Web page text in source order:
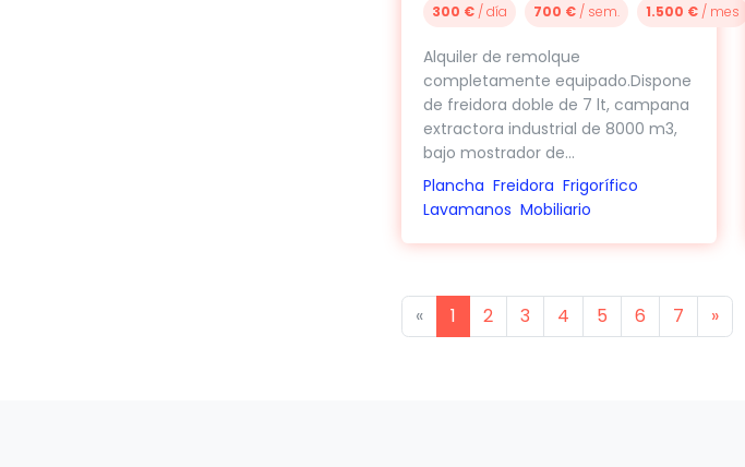
300 €/ día 700 €/ sem. 1.500 €/ mes
Alquiler de remolque
completamente equipado.Dispone
de freidora doble de 7 lt, campana
extractora industrial de 8000 m3,
bajo mostrador de...
Plancha Freidora Frigorífico
Lavamanos Mobiliario
«Previous
1 2 3 4 5 6 7 »Next